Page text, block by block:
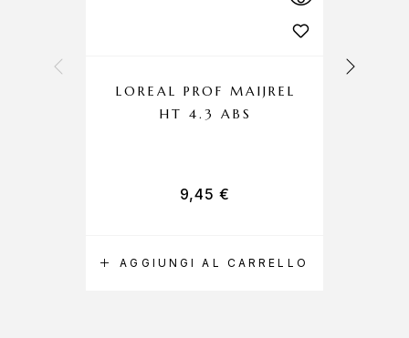
AGGIUNGI AL CARRELLO
LOREAL PROF MAIJREL
HT 4.3 ABS
9,45 €